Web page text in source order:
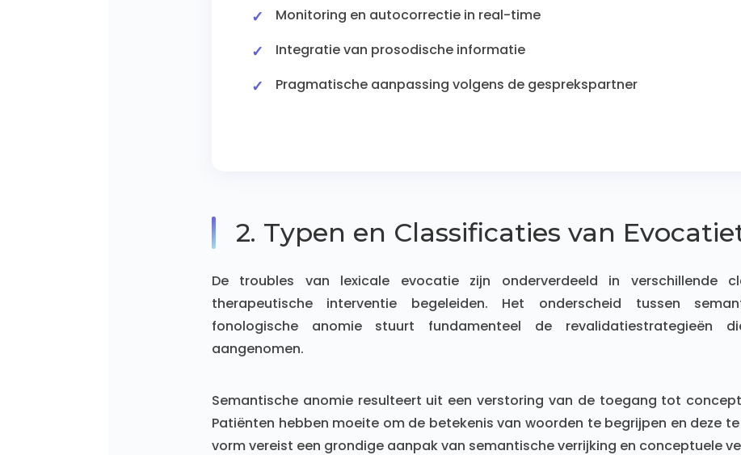
Monitoring en autocorrectie in real-time
Integratie van prosodische informatie
Pragmatische aanpassing volgens de gesprekspartner
2. Typen en Classificaties van
De troubles van lexicale evocatie zijn onderverdeeld in verschillende
therapeutische interventie begeleiden. Het onderscheid tussen
fonologische anomie stuurt fundamenteel de revalidatiestrategieën
aangenomen.
Semantische anomie resulteert uit een verstoring van de toegang tot
Patiënten hebben moeite om de betekenis van woorden te begrijpen en deze
vorm vereist een grondige aanpak van semantische verrijking en conceptuele